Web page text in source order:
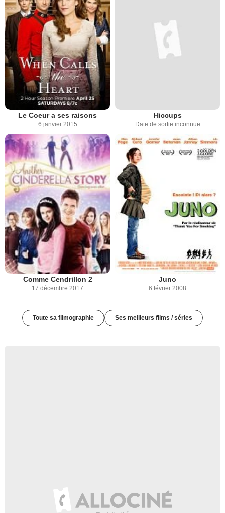
Le Coeur a ses raisons
6 janvier 2015
Hiccups
Date de sortie inconnue
Comme Cendrillon 2
17 décembre 2017
Juno
6 février 2008
Toute sa filmographie Ses meilleurs films / séries